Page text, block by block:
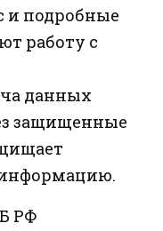
и подробные
работу с
данных
защищенные
РФ